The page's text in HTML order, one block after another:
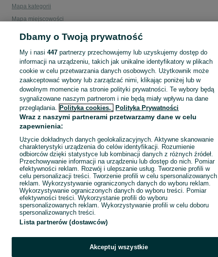
Mapa kategorii
Mapa miejscowości
Mapa ministron
Dbamy o Twoją prywatność
My i nasi447 partnerzy przechowujemy lub uzyskujemy dostęp do
informacji na urządzeniu, takich jak unikalne identyfikatory w plikach
cookie w celu przetwarzania danych osobowych. Użytkownik może
zaakceptować wybory lub zarządzać nimi, klikając poniżej lub w
dowolnym momencie na stronie polityki prywatności. Te wybory będą
sygnalizowane naszym partnerom i nie będą miały wpływu na dane
przeglądania. Polityka cookies, Polityka Prywatności
Wraz z naszymi partnerami przetwarzamy dane w celu
zapewnienia:
Użycie dokładnych danych geolokalizacyjnych. Aktywne skanowanie
charakterystyki urządzenia do celów identyfikacji. Rozumienie
odbiorców dzięki statystyce lub kombinacji danych z różnych źródeł.
Przechowywanie informacji na urządzeniu lub dostęp do nich. Pomiar
efektywności reklam. Rozwój i ulepszanie usług. Tworzenie profili w
celu personalizacji treści. Tworzenie profili w celu spersonalizowanych
reklam. Wykorzystywanie ograniczonych danych do wyboru reklam.
Wykorzystywanie ograniczonych danych do wyboru treści. Pomiar
efektywności treści. Wykorzystanie profili do wyboru
spersonalizowanych reklam. Wykorzystywanie profili w celu doboru
spersonalizowanych treści.
Lista partnerów (dostawców)
Akceptuj wszystkie